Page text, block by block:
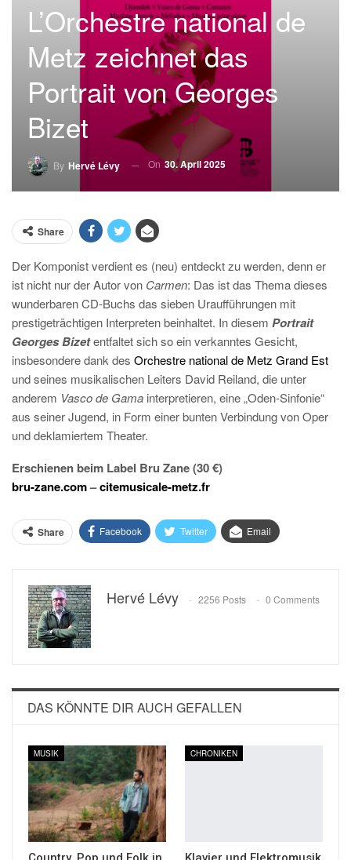
L’Orchestre national de
Metz zeichnet das
Portrait von Georges
Bizet
By Hervé Lévy On 30. April 2025
Share
Der Komponist verdient es (neu) entdeckt zu werden, denn er
ist nicht nur der Autor von Carmen: Das ist das Thema dieses
wunderbaren CD-Buchs das sieben Uraufführungen mit
prestigeträchtigen Interpreten beinhaltet. In diesem Portrait
Georges Bizetentfaltet sich so ein verkanntes Gesicht,
insbesondere dank des Orchestre national de Metz Grand Est
und seines musikalischen Leiters David Reiland, die unter
anderem Vasco de Gama interpretieren, eine „Oden-Sinfonie“
aus seiner Jugend, in Form einer bunten Verbindung von Oper
und deklamiertem Theater.
Erschienen beim Label Bru Zane (30 €)
bru-zane.com–citemusicale-metz.fr
Share Facebook Twitter Email
Hervé Lévy 2256 Posts 0 Comments
DAS KÖNNTE DIR AUCH GEFALLEN
MUSIK CHRONIKEN